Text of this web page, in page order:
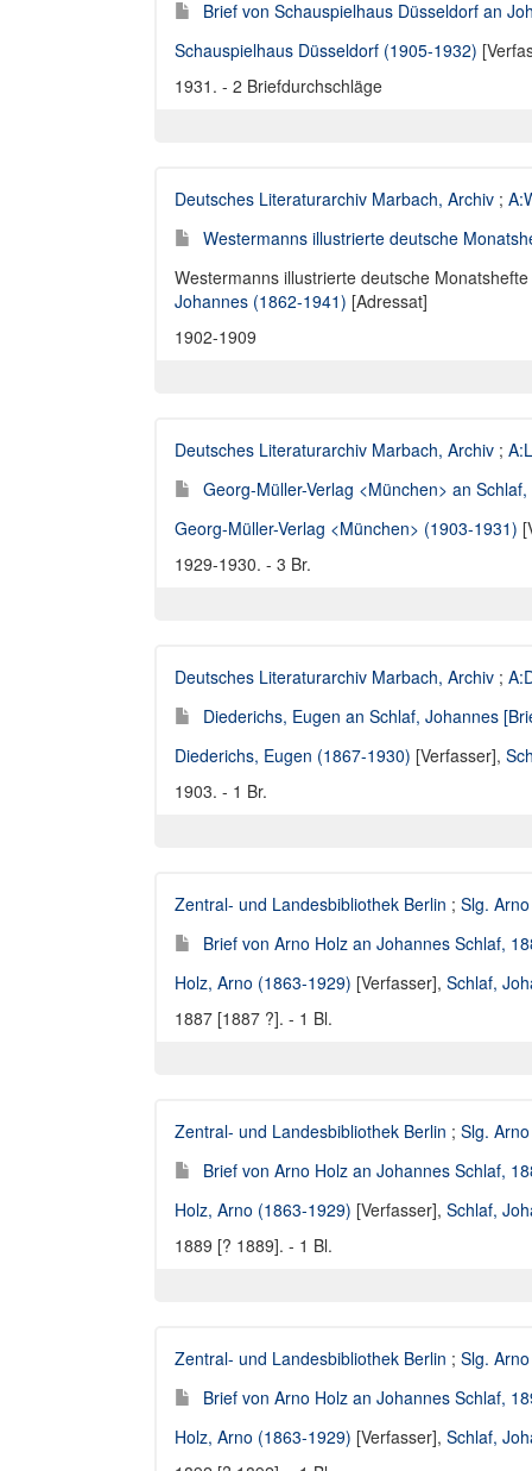
Brief von Schauspielhaus Düsseldorf an
Schauspielhaus Düsseldorf (1905-1932)
1931. - 2 Briefdurchschläge
Deutsches Literaturarchiv Marbach, Archiv ;
Westermanns illustrierte deutsche
Westermanns illustrierte deutsche
Johannes (1862-1941) [Adressat]
1902-1909
Deutsches Literaturarchiv Marbach, Archiv ;
Georg-Müller-Verlag <München> an
Georg-Müller-Verlag <München> (1903-1931)
1929-1930. - 3 Br.
Deutsches Literaturarchiv Marbach, Archiv ;
Diederichs, Eugen an Schlaf, Johannes
Diederichs, Eugen (1867-1930) [Verfasser],
1903. - 1 Br.
Zentral- und Landesbibliothek Berlin ; Slg.
Brief von Arno Holz an Johannes Schlaf,
Holz, Arno (1863-1929) [Verfasser], Schlaf,
1887 [1887 ?]. - 1 Bl.
Zentral- und Landesbibliothek Berlin ; Slg.
Brief von Arno Holz an Johannes Schlaf,
Holz, Arno (1863-1929) [Verfasser], Schlaf,
1889 [? 1889]. - 1 Bl.
Zentral- und Landesbibliothek Berlin ; Slg.
Brief von Arno Holz an Johannes Schlaf,
Holz, Arno (1863-1929) [Verfasser], Schlaf,